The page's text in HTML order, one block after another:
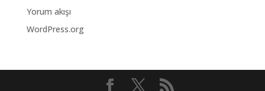
Yorum akışı
WordPress.org